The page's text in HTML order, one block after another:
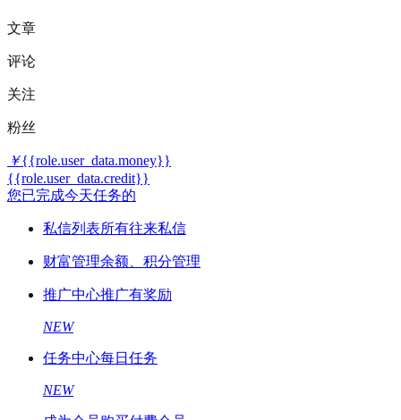
文章
评论
关注
粉丝
￥{{role.user_data.money}}
{{role.user_data.credit}}
您已完成今天任务的
私信列表所有往来私信
财富管理余额、积分管理
推广中心推广有奖励
NEW
任务中心每日任务
NEW